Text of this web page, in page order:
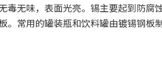
毒无味，表面光亮。锡主要起到防腐
常用的罐装瓶和饮料罐由镀锡钢板制